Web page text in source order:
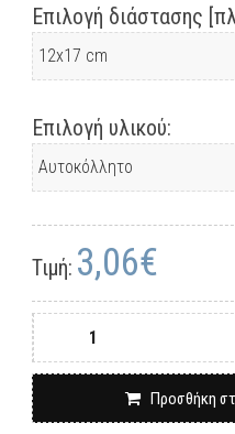
Επιλογή διάστασης
Επιλογή υλικού:
Τιμή: 3,06€
Προσθήκη